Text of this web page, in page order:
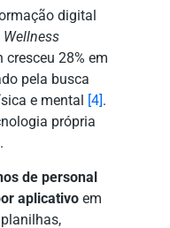
digital
Wellness
cresceu 28% em
pela busca
e mental
[4].
própria
de personal
aplicativo em